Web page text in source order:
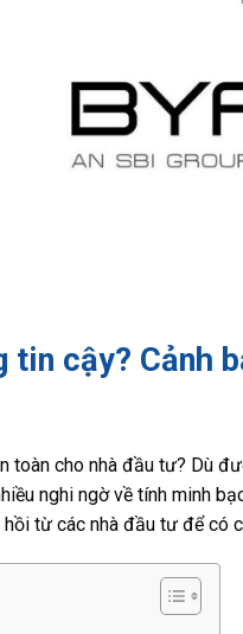
tin cậy? Cảnh
toàn cho nhà đầu tư? Dù
nghi ngờ về tính minh
từ các nhà đầu tư để có